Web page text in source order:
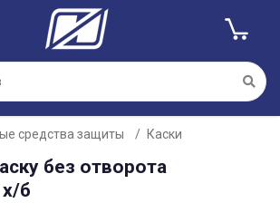
средства защиты Каски
без отворота
б
банков
части